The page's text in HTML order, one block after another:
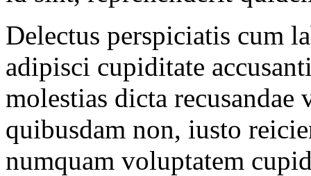
Delectus perspiciatis cum
adipisci cupiditate
molestias dicta
quibusdam non, iusto
numquam voluptatem